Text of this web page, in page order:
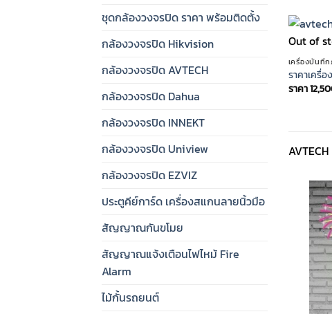
ชุดกล้องวงจรปิด ราคา พร้อมติดตั้ง
กล้องวงจรปิด Hikvision
กล้องวงจรปิด AVTECH
กล้องวงจรปิด Dahua
กล้องวงจรปิด INNEKT
กล้องวงจรปิด Uniview
กล้องวงจรปิด EZVIZ
ประตูคีย์การ์ด เครื่องสแกนลายนิ้วมือ
สัญญาณกันขโมย
สัญญาณแจ้งเตือนไฟไหม้ Fire
Alarm
ไม้กั้นรถยนต์
Out of
เครื่องบันทึก
ราคาเครื่อ
ราคา